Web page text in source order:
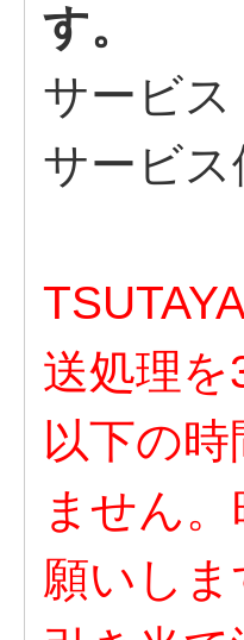
す。
サービ
サービ
送処理
以下の
ません
願いしま